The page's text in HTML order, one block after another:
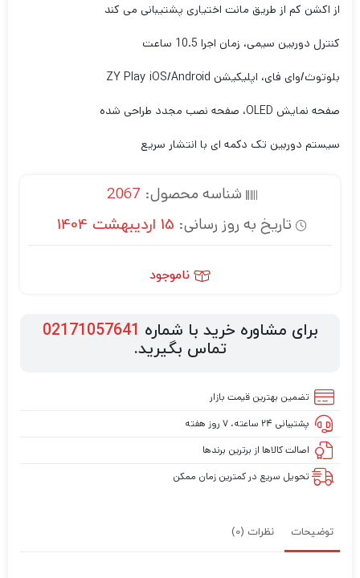
از اکشن کم از طریق مانت اختیاری پشتیبانی می کند
کنترل دوربین سیمی، زمان اجرا 10.5 ساعت
بلوتوث/وای فای، اپلیکیشن ZY Play iOS/Android
صفحه نمایش OLED، صفحه نصب مجدد طراحی شده
سیستم دوربین تک دکمه ای با انتشار سریع
شناسه محصول: 2067
تاریخ به روز رسانی: 15 اردیبهشت 1404
ناموجود
برای مشاوره خرید با شماره 02171057641
تماس بگیرید.
تضمین بهترین قیمت بازار
پشتیبانی ۲۴ ساعته، ۷ روز هفته
اصالت کالاها از برترین برندها
تحویل سریع در کمترین زمان ممکن
توضیحات نظرات (0)